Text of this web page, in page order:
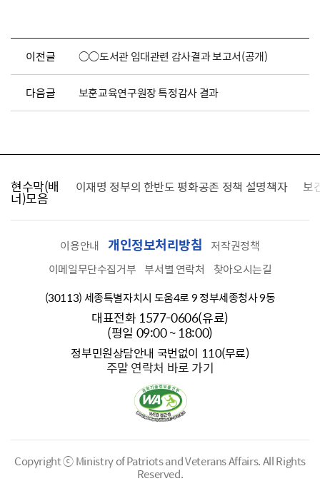
이전글 ○○도서관 임대관련 감사결과 보고서(공개)
다음글 보훈교육연구원장 특정감사 결과
현수막(배
너)모음
찾습니다 이재명 정부의 한반도 평화공존 정책 설명책자 보
이용안내 개인정보처리방침
저작권정책
이메일무단수집거부 부서별 연락처
찾아오시는길
(30113) 세종특별자치시 도움4로 9 정부세종청사 9동
대표전화 1577-0606(유료)
(평일 09:00 ~ 18:00)
정부민원상담안내 국번없이 110(무료)
주말 연락처 바로 가기
Copyright ⓒ Ministry of Patriots and Veterans Affairs.All Rights
Reserved.